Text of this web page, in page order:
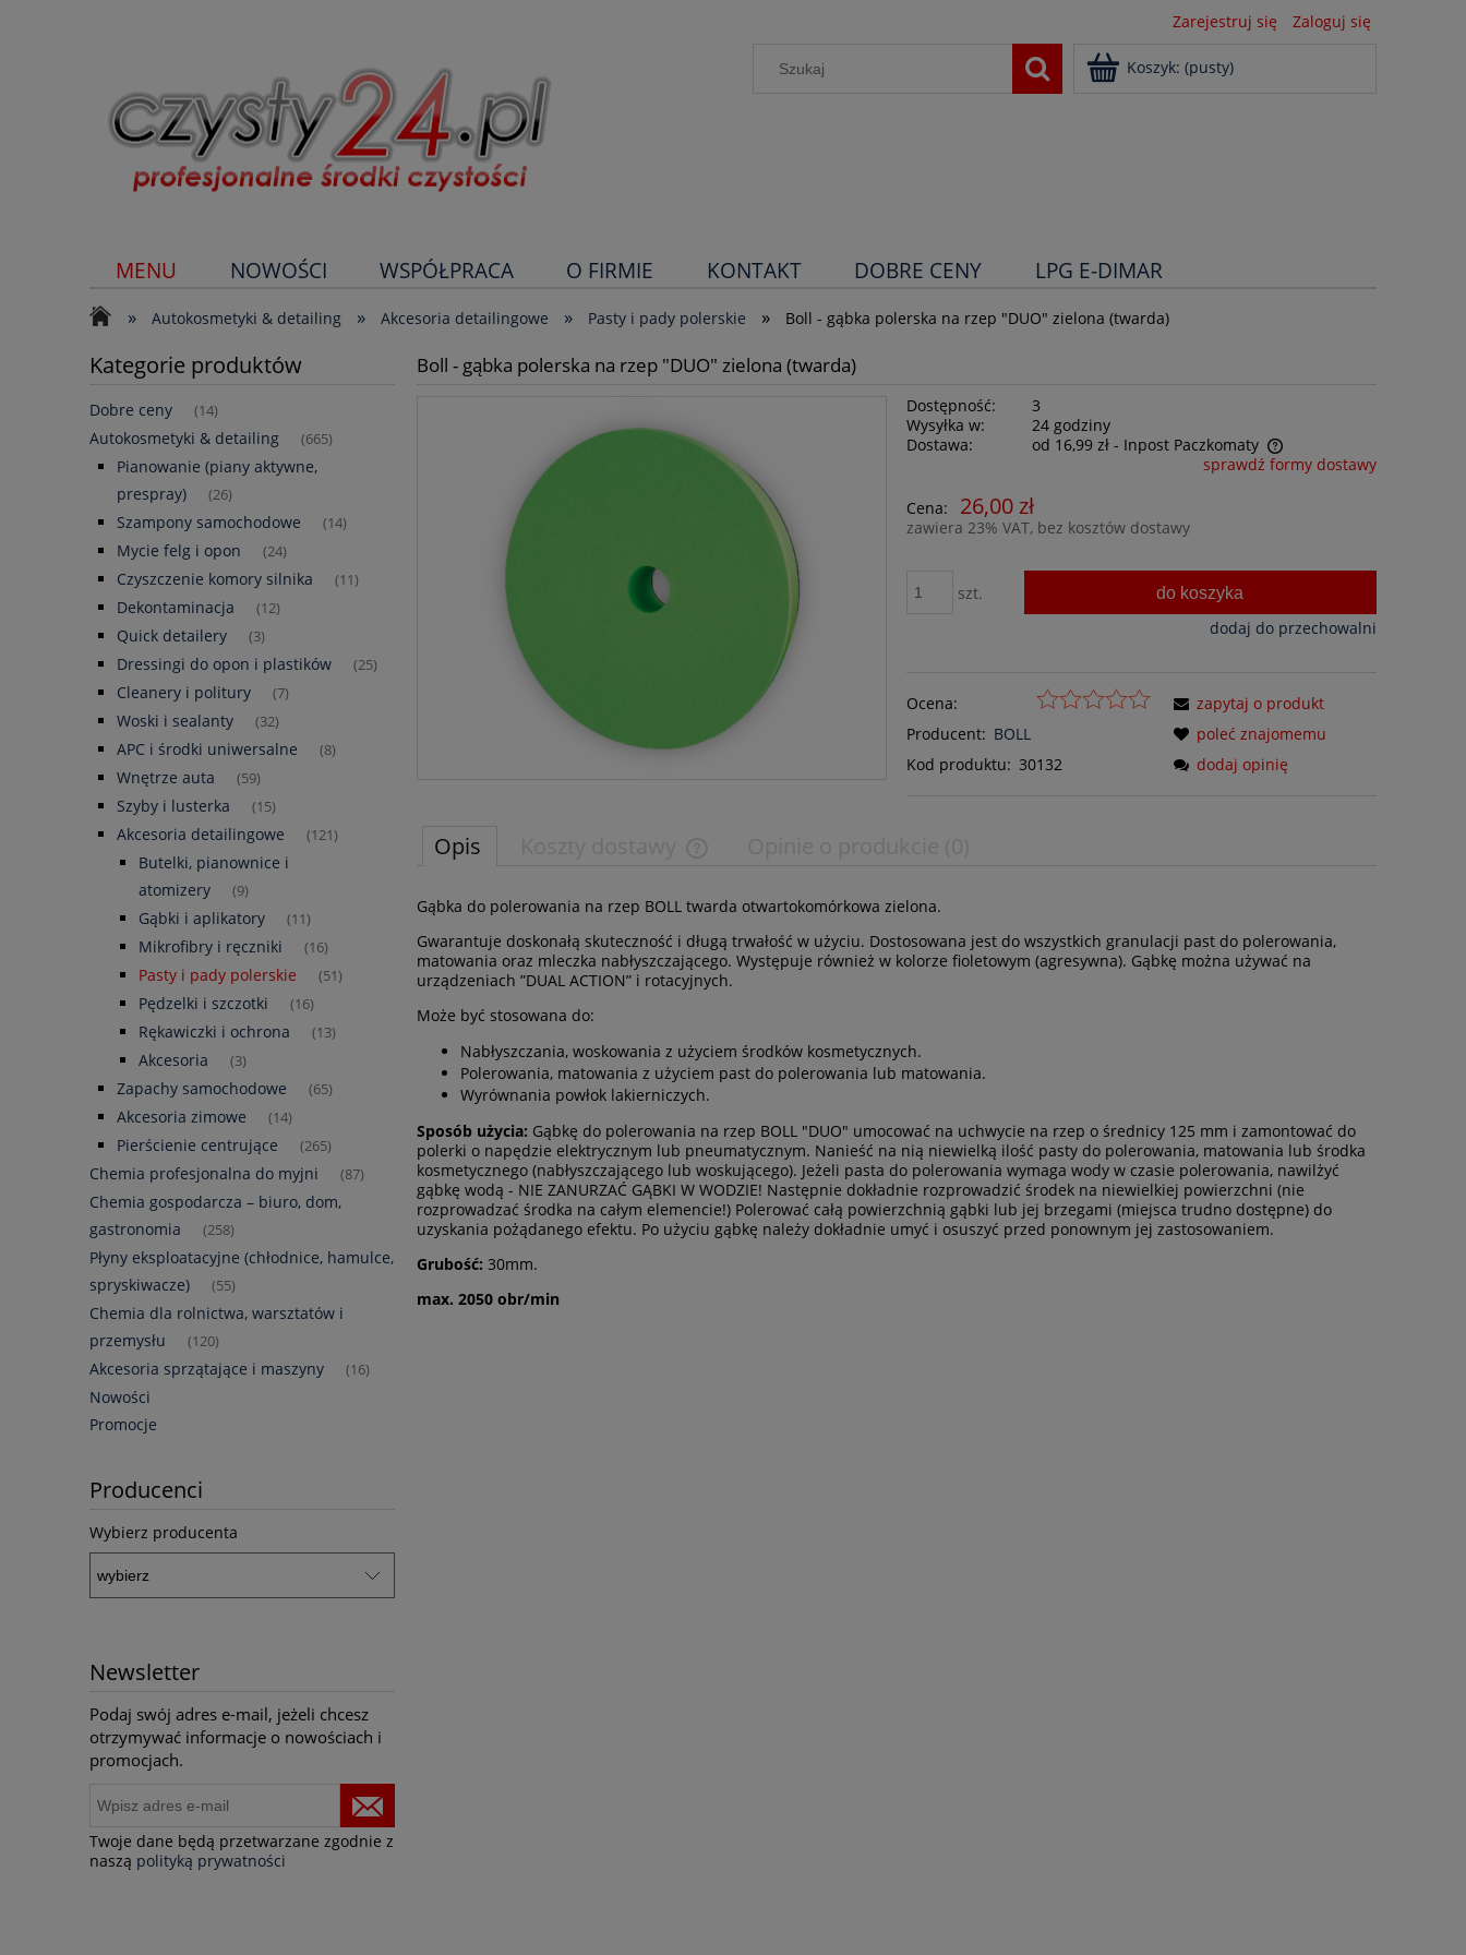
Zarejestruj się Zaloguj się
Koszyk: (pusty)
MENU NOWOŚCI WSPÓŁPRACA O FIRMIE KONTAKT DOBRE CENY LPG E-DIMAR
» Autokosmetyki & detailing » Akcesoria detailingowe » Pasty i pady polerskie » Boll - gąbka polerska na rzep "DUO" zielona (twarda)
Kategorie produktów
Dobre ceny (14)
Autokosmetyki & detailing (665)
Pianowanie (piany aktywne,
prespray)
(26)
Szampony samochodowe (14)
Mycie felg i opon (24)
Czyszczenie komory silnika (11)
Dekontaminacja (12)
Quick detailery (3)
Dressingi do opon i plastików (25)
Cleanery i politury (7)
Woski i sealanty (32)
APC i środki uniwersalne (8)
Wnętrze auta (59)
Szyby i lusterka (15)
Akcesoria detailingowe (121)
Butelki, pianownice i
atomizery
(9)
Gąbki i aplikatory (11)
Mikrofibry i ręczniki (16)
Pasty i pady polerskie (51)
Pędzelki i szczotki (16)
Rękawiczki i ochrona (13)
Akcesoria (3)
Zapachy samochodowe (65)
Akcesoria zimowe (14)
Pierścienie centrujące (265)
Chemia profesjonalna do myjni (87)
Chemia gospodarcza – biuro, dom,
gastronomia
(258)
Płyny eksploatacyjne (chłodnice, hamulce,
spryskiwacze)
(55)
Chemia dla rolnictwa, warsztatów i
przemysłu
(120)
Akcesoria sprzątające i maszyny (16)
Nowości
Promocje
Producenci
Wybierz producenta
Newsletter
Podaj swój adres e-mail, jeżeli chcesz
otrzymywać informacje o nowościach i
promocjach.
Twoje dane będą przetwarzane zgodnie z
naszą polityką prywatności
Boll - gąbka polerska na rzep "DUO" zielona (twarda)
Dostępność:
3
Wysyłka w:
24 godziny
Dostawa:
od 16,99 zł - Inpost Paczkomaty
sprawdź formy dostawy
Cena: 26,00 zł
zawiera 23% VAT, bez kosztów dostawy
szt. do koszyka
dodaj do przechowalni
Ocena:
Producent: BOLL
Kod produktu: 30132
zapytaj o produkt
poleć znajomemu
dodaj opinię
Opis
Gąbka do polerowania na rzep BOLL twarda otwartokomórkowa zielona.
Gwarantuje doskonałą skuteczność i długą trwałość w użyciu. Dostosowana jest do wszystkich granulacji past do polerowania,
matowania oraz mleczka nabłyszczającego. Występuje również w kolorze fioletowym (agresywna). Gąbkę można używać na
urządzeniach ”DUAL ACTION” i rotacyjnych.
Może być stosowana do:
Nabłyszczania, woskowania z użyciem środków kosmetycznych.
Polerowania, matowania z użyciem past do polerowania lub matowania.
Wyrównania powłok lakierniczych.
Sposób użycia: Gąbkę do polerowania na rzep BOLL "DUO" umocować na uchwycie na rzep o średnicy 125 mm i zamontować do
polerki o napędzie elektrycznym lub pneumatycznym. Nanieść na nią niewielką ilość pasty do polerowania, matowania lub środka
kosmetycznego (nabłyszczającego lub woskującego). Jeżeli pasta do polerowania wymaga wody w czasie polerowania, nawilżyć
gąbkę wodą - NIE ZANURZAĆ GĄBKI W WODZIE! Następnie dokładnie rozprowadzić środek na niewielkiej powierzchni (nie
rozprowadzać środka na całym elemencie!) Polerować całą powierzchnią gąbki lub jej brzegami (miejsca trudno dostępne) do
uzyskania pożądanego efektu. Po użyciu gąbkę należy dokładnie umyć i osuszyć przed ponownym jej zastosowaniem.
Grubość: 30mm.
max. 2050 obr/min